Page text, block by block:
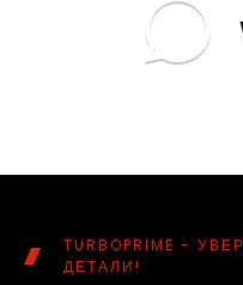
TURBOPRIME -
ДЕТАЛИ!